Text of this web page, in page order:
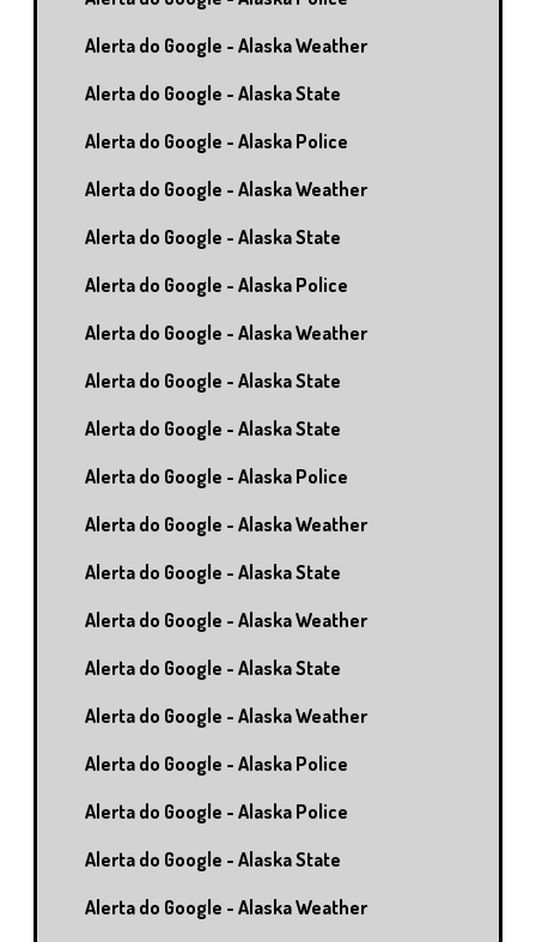
Alerta do Google - Alaska Weather
Alerta do Google - Alaska State
Alerta do Google - Alaska Police
Alerta do Google - Alaska Weather
Alerta do Google - Alaska State
Alerta do Google - Alaska Police
Alerta do Google - Alaska Weather
Alerta do Google - Alaska State
Alerta do Google - Alaska State
Alerta do Google - Alaska Police
Alerta do Google - Alaska Weather
Alerta do Google - Alaska State
Alerta do Google - Alaska Weather
Alerta do Google - Alaska State
Alerta do Google - Alaska Weather
Alerta do Google - Alaska Police
Alerta do Google - Alaska Police
Alerta do Google - Alaska State
Alerta do Google - Alaska Weather